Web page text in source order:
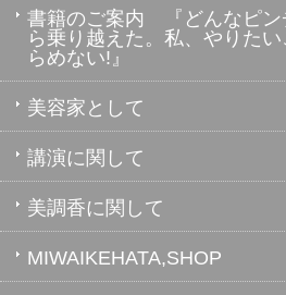
書籍のご案内 『どんなピン
ら乗り越えた。私、やりた
らめない!』
美容家として
講演に関して
美調香に関して
MIWAIKEHATA,SHOP